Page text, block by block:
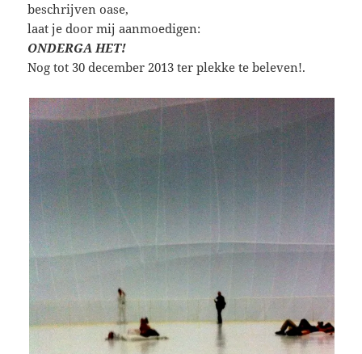
beschrijven oase,
laat je door mij aanmoedigen:
ONDERGA HET!
Nog tot 30 december 2013 ter plekke te beleven!.